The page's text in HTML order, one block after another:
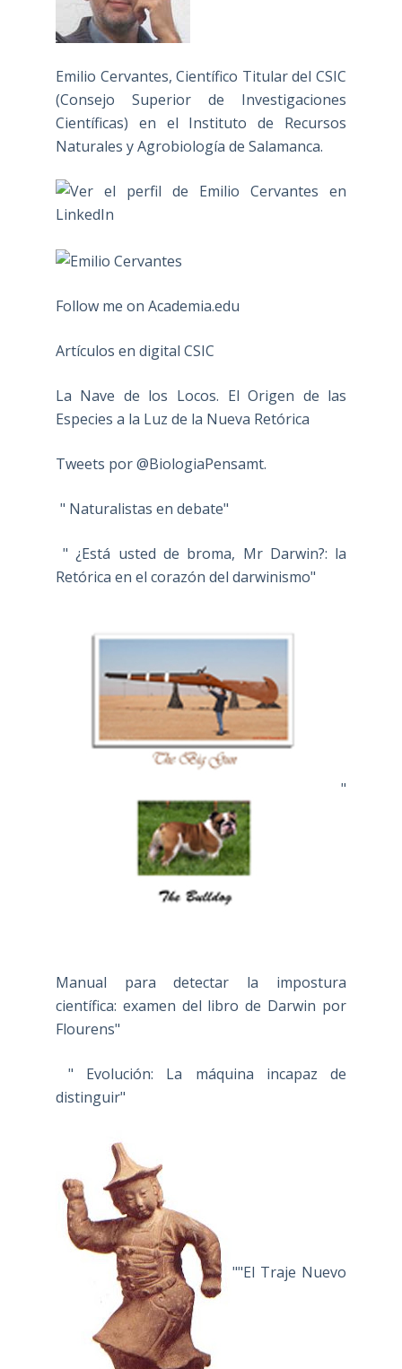
Emilio Cervantes, Científico Titular del CSIC
(Consejo Superior de Investigaciones
Científicas) en el Instituto de Recursos
Naturales y Agrobiología de Salamanca.
Follow me on Academia.edu
Artículos en digital CSIC
La Nave de los Locos. El Origen de las
Especies a la Luz de la Nueva Retórica
Tweets por @BiologiaPensamt.
" Naturalistas en debate"
" ¿Está usted de broma, Mr Darwin?: la
Retórica en el corazón del darwinismo"
"
Manual para detectar la impostura
científica: examen del libro de Darwin por
Flourens"
" Evolución: La máquina incapaz de
distinguir"
""El Traje Nuevo